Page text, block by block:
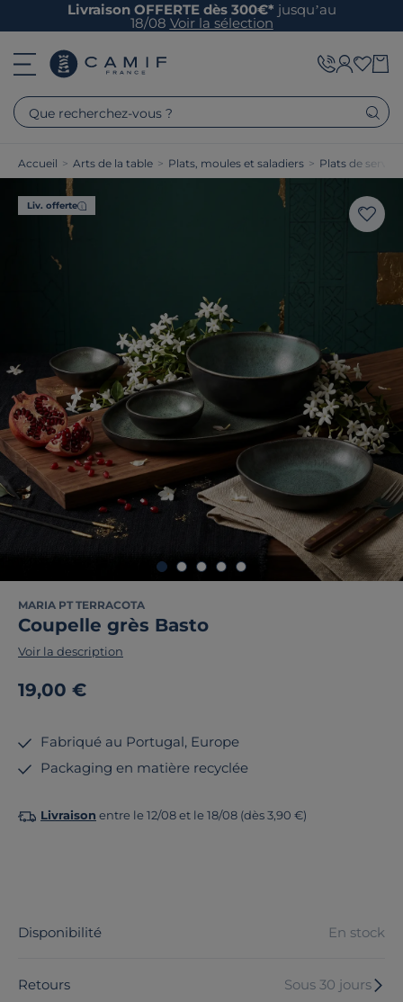
Livraison OFFERTE dès 300€* jusqu’au
18/08 Voir la sélection
Que recherchez-vous ?
Accueil > Arts de la table > Plats, moules et saladiers > Plats de service
Liv. offerte
MARIA PT TERRACOTA
Coupelle grès Basto
Voir la description
19,00 €
Fabriqué au Portugal, Europe
Packaging en matière recyclée
Livraison entre le 12/08 et le 18/08 (dès 3,90 €)
Disponibilité En stock
Retours Sous 30 jours